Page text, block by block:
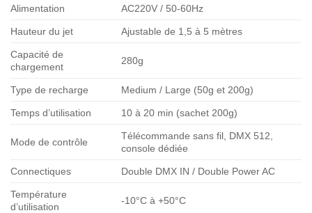
Alimentation AC220V / 50-60Hz
Hauteur du jet Ajustable de 1,5 à 5 mètres
Capacité de
chargement
280g
Type de recharge Medium / Large (50g et 200g)
Temps d’utilisation 10 à 20 min (sachet 200g)
Mode de contrôle
Télécommande sans fil, DMX 512,
console dédiée
Connectiques Double DMX IN / Double Power AC
Température
d’utilisation
-10°C à +50°C